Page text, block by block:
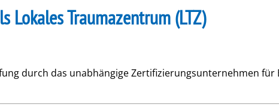
Traumazentrum (LTZ)
durch das unabhängige Zertifizierungsunternehmen für